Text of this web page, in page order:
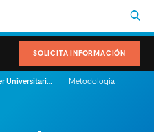
SOLICITA INFORMACIÓN
Máster Universitario en Asesoramiento Financiero y Bancario Metodología